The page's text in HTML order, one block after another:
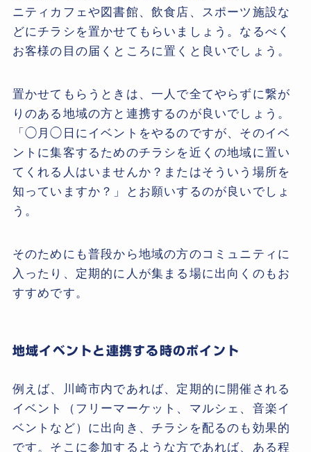
ニティカフェや図書館、飲食店、スポーツ施設な
どにチラシを置かせてもらいましょう。なるべく
お客様の目の届くところに置くと良いでしょう。
置かせてもらうときは、一人で全てやらずに繋が
りのある地域の方と連携するのが良いでしょう。
「◯月◯日にイベントをやるのですが、そのイベ
ントに集客するためのチラシを近くの地域に置い
てくれる人はいませんか？またはそういう場所を
知っていますか？」とお願いするのが良いでしょ
う。
そのためにも普段から地域の方のコミュニティに
入ったり、定期的に人が集まる場に出向くのもお
すすめです。
地域イベントと連携する 時のポイント
例えば、川崎市内であれば、定期的に開催される
イベント（フリーマーケット、マルシェ、音楽イ
ベントなど）に出向き、チラシを配るのも効果的
です。そこに参加するような方であれば、ある程